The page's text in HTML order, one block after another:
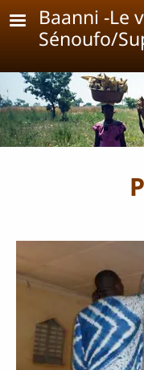
Aller au contenu
Baanni -Le
Sénoufo/